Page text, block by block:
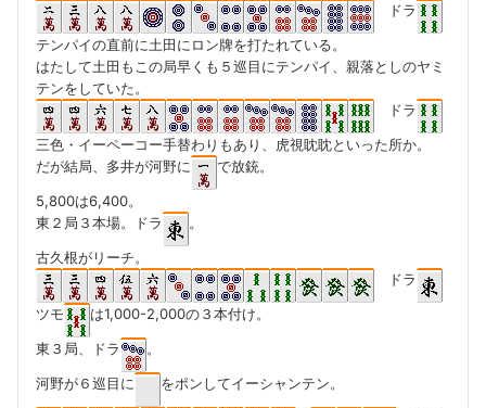
ドラ
テンパイの直前に土田にロン牌を打たれている。
はたして土田もこの局早くも５巡目にテンパイ、親落としのヤミ
テンをしていた。
ドラ
三色・イーペーコー手替わりもあり、虎視眈眈といった所か。
だが結局、多井が河野に
で放銃。
5,800は6,400。
東２局３本場。ドラ
。
古久根がリーチ。
ドラ
ツモ
は1,000-2,000の３本付け。
東３局、ドラ
。
河野が６巡目に
をポンしてイーシャンテン。